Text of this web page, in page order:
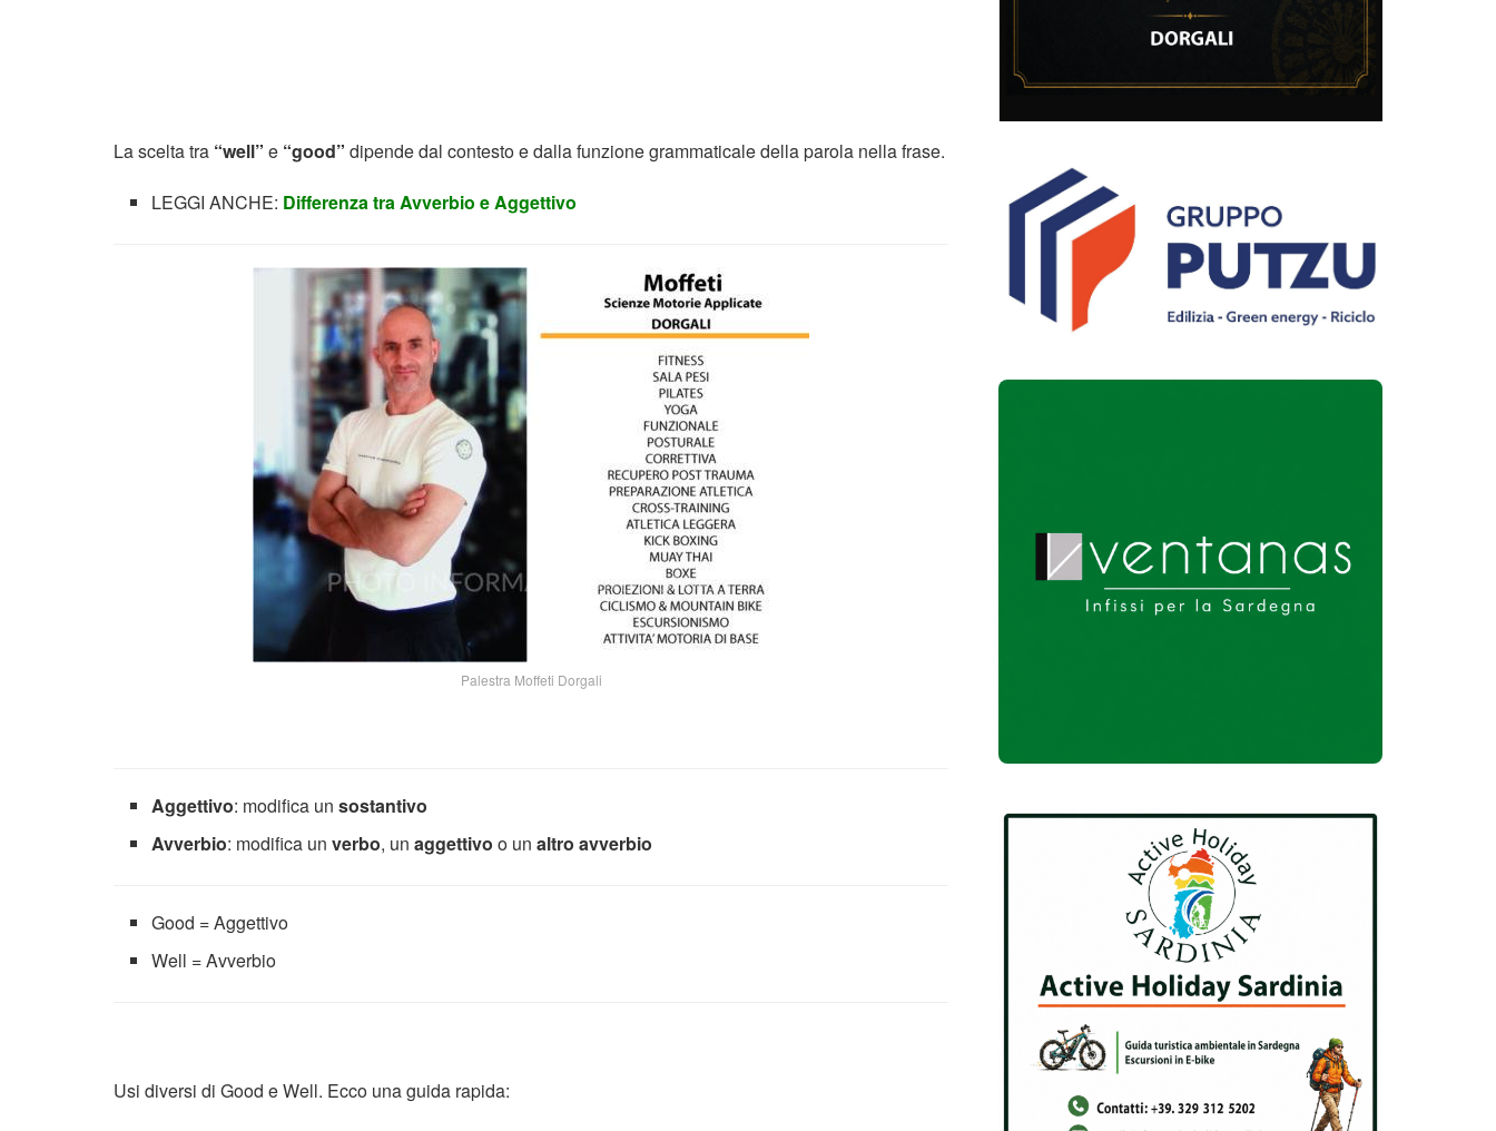
La scelta tra “well” e “good” dipende dal contesto e dalla funzione grammaticale della parola nella frase.
LEGGI ANCHE: Differenza tra Avverbio e Aggettivo
Palestra Moffeti Dorgali
Aggettivo: modifica unsostantivo
Avverbio: modifica unverbo, unaggettivo o unaltro avverbio
Good = Aggettivo
Well = Avverbio
Usi diversi di Good e Well. Ecco una guida rapida: